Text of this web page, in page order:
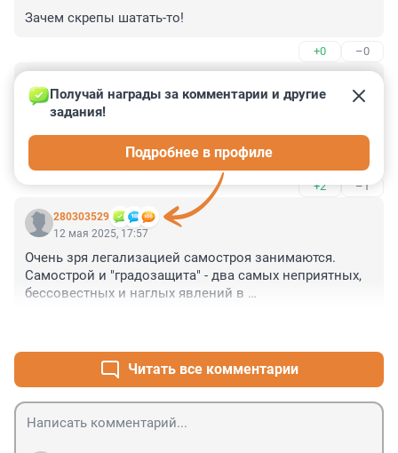
Зачем скрепы шатать-то!
+0 –0
12 мая 2025, 21:20
Да ладно вам. Смольный ничего не рассматривает.
Из Москвы команда пришла. Осадили
самодеятельность Беглова.
+2 –1
280303529
Получай награды за комментарии и другие
задания!
Подробнее в профиле
12 мая 2025, 17:57
Очень зря легализацией самостроя занимаются.
Самострой и "градозащита" - два самых неприятных,
бессовестных и наглых явлений в
Читать все комментарии